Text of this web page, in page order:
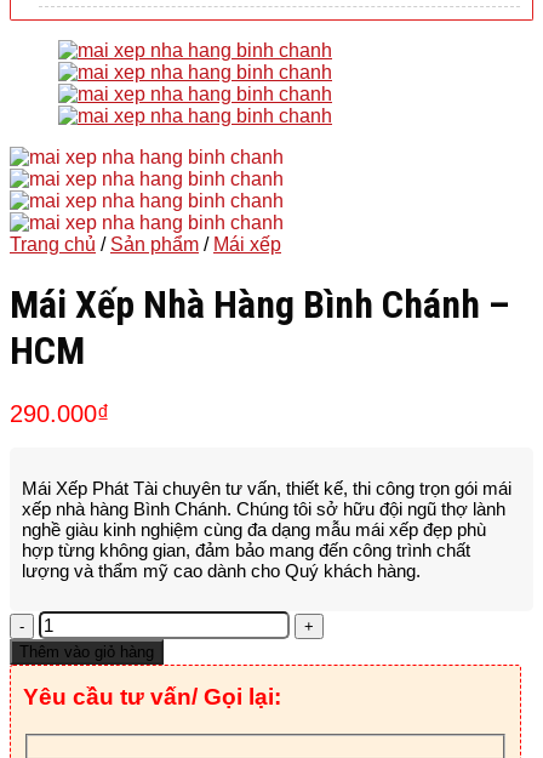
Trang chủ / Sản phẩm / Mái xếp
Mái Xếp Nhà Hàng Bình Chánh –
HCM
290.000₫
Mái Xếp Phát Tài chuyên tư vấn, thiết kế, thi công trọn gói mái
xếp nhà hàng Bình Chánh. Chúng tôi sở hữu đội ngũ thợ lành
nghề giàu kinh nghiệm cùng đa dạng mẫu mái xếp đẹp phù
hợp từng không gian, đảm bảo mang đến công trình chất
lượng và thẩm mỹ cao dành cho Quý khách hàng.
Mái
Xếp
Nhà
Hàng
Bình
Chánh
Thêm vào giỏ hàng
Yêu cầu tư vấn/ Gọi lại: